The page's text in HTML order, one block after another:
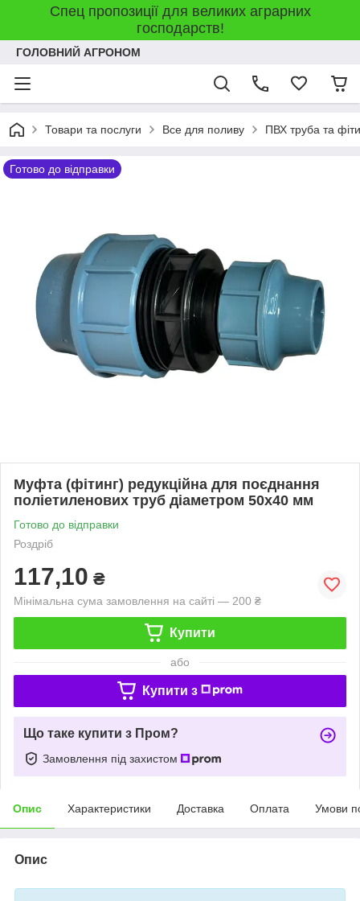
Спец пропозиції для великих аграрних
господарств!
ГОЛОВНИЙ АГРОНОМ
Товари та послуги Все для поливу ПВХ труба та
Готово до відправки
Муфта (фітинг) редукційна для поєднання
поліетиленових труб діаметром 50х40 мм
Готово до відправки
Роздріб
117,10 ₴
Мінімальна сума замовлення на сайті — 200 ₴
Купити
або
Купити з
Що таке купити з Пром?
Замовлення під захистом
Опис Характеристики Доставка Оплата Умови
Опис